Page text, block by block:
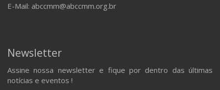
E-Mail: abccmm@abccmm.org.br
Newsletter
Assine nossa newsletter e fique por dentro das últimas
notícias e eventos !